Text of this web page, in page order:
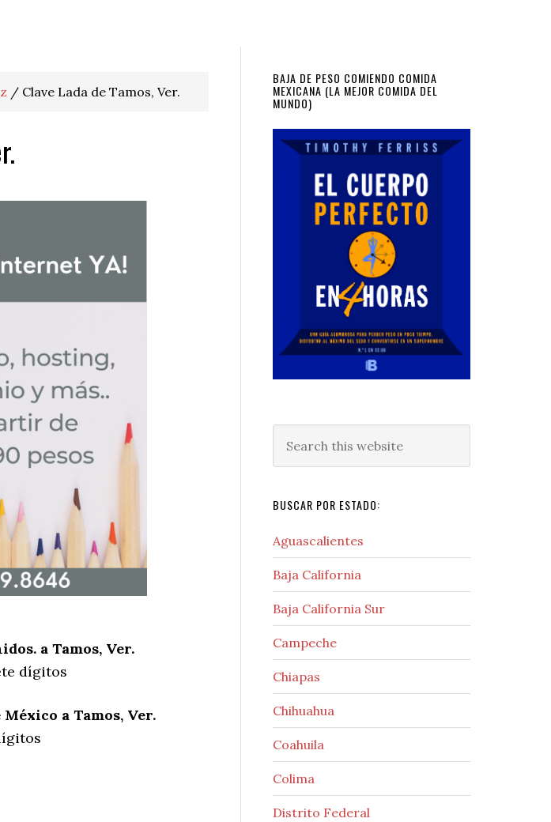
/ Clave Lada de Tamos, Ver.
a Tamos, Ver.
dígitos
a Tamos, Ver.
Primary
Sidebar
BAJA DE PESO COMIENDO COMIDA
MEXICANA (LA MEJOR COMIDA DEL
MUNDO)
this
BUSCAR POR ESTADO:
Aguascalientes
Baja California
Baja California Sur
Campeche
Chiapas
Chihuahua
Coahuila
Colima
Distrito Federal